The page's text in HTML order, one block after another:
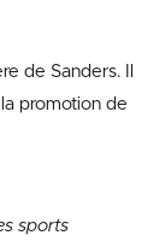
de Sanders. Il
promotion de
sports